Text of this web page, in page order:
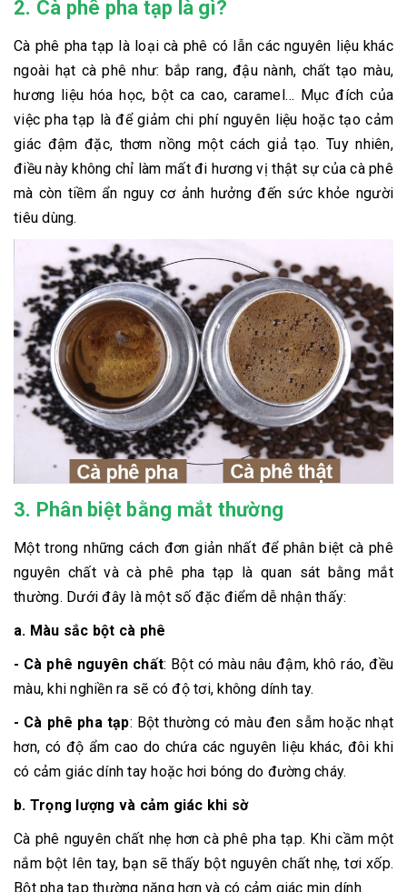
2. Cà phê pha tạp là gì?
Cà phê pha tạp là loại cà phê có lẫn các nguyên liệu khác
ngoài hạt cà phê như: bắp rang, đậu nành, chất tạo màu,
hương liệu hóa học, bột ca cao, caramel… Mục đích của
việc pha tạp là để giảm chi phí nguyên liệu hoặc tạo cảm
giác đậm đặc, thơm nồng một cách giả tạo. Tuy nhiên,
điều này không chỉ làm mất đi hương vị thật sự của cà phê
mà còn tiềm ẩn nguy cơ ảnh hưởng đến sức khỏe người
tiêu dùng.
3. Phân biệt bằng mắt thường
Một trong những cách đơn giản nhất để phân biệt cà phê
nguyên chất và cà phê pha tạp là quan sát bằng mắt
thường. Dưới đây là một số đặc điểm dễ nhận thấy:
a. Màu sắc bột cà phê
- Cà phê nguyên chất: Bột có màu nâu đậm, khô ráo, đều
màu, khi nghiền ra sẽ có độ tơi, không dính tay.
- Cà phê pha tạp: Bột thường có màu đen sẫm hoặc nhạt
hơn, có độ ẩm cao do chứa các nguyên liệu khác, đôi khi
có cảm giác dính tay hoặc hơi bóng do đường cháy.
b. Trọng lượng và cảm giác khi sờ
Cà phê nguyên chất nhẹ hơn cà phê pha tạp. Khi cầm một
nắm bột lên tay, bạn sẽ thấy bột nguyên chất nhẹ, tơi xốp.
Bột pha tạp thường nặng hơn và có cảm giác mịn dính.